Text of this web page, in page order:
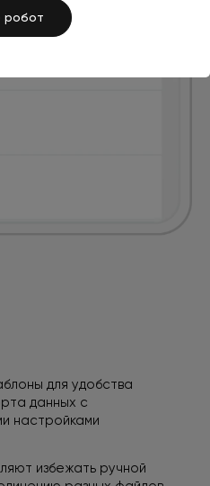
робот
для удобства
данных с
настройками
избежать ручной